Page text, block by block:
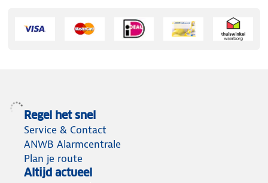
Regel het snel
Service & Contact
ANWB Alarmcentrale
Plan je route
Altijd actueel